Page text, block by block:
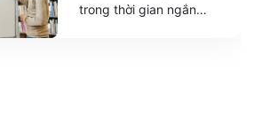
trong thời gian ngắn